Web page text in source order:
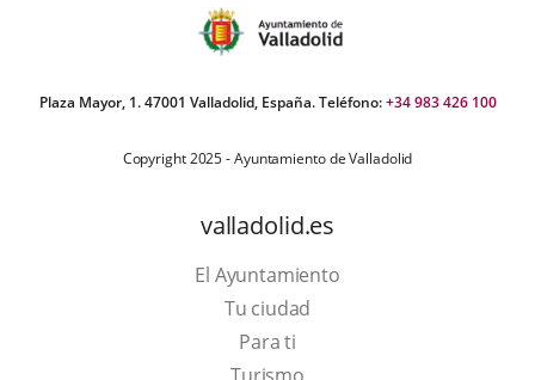
Plaza Mayor, 1. 47001 Valladolid, España. Teléfono:+34 983 426 100
Copyright 2025 - Ayuntamiento de Valladolid
valladolid.es
El Ayuntamiento
Tu ciudad
Para ti
This